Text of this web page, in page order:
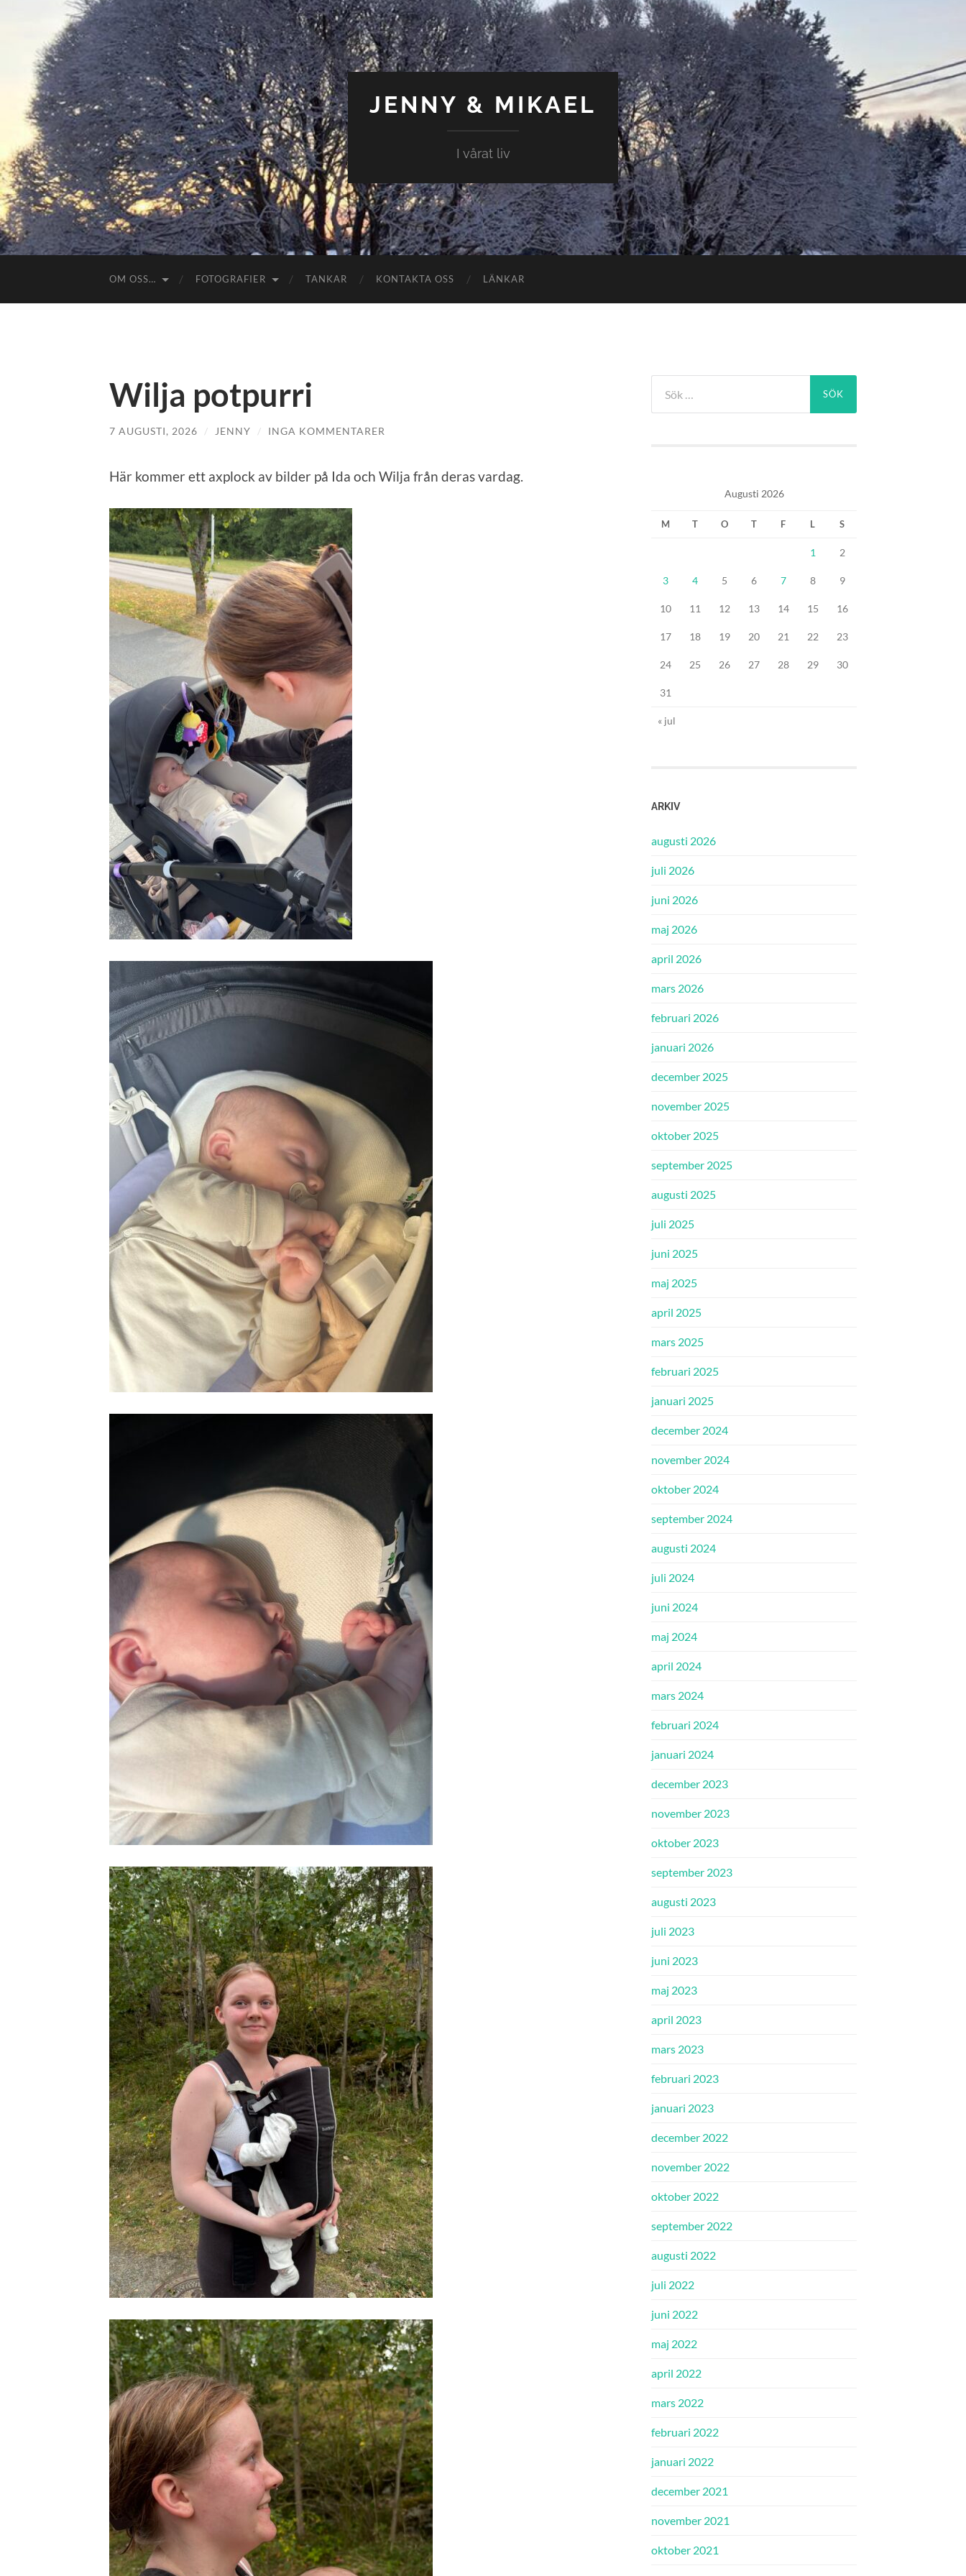
JENNY & MIKAEL
I vårat liv
OM OSS… FOTOGRAFIER TANKAR KONTAKTA OSS LÄNKAR
Wilja potpurri
7 AUGUSTI, 2026 / JENNY / INGA KOMMENTARER
Här kommer ett axplock av bilder på Ida och Wilja från deras vardag.
efter:
Augusti 2026
M T O T F L S
1 2
3 4 5 6 7 8 9
10 11 12 13 14 15 16
17 18 19 20 21 22 23
24 25 26 27 28 29 30
31
« jul
ARKIV
augusti 2026
juli 2026
juni 2026
maj 2026
april 2026
mars 2026
februari 2026
januari 2026
december 2025
november 2025
oktober 2025
september 2025
augusti 2025
juli 2025
juni 2025
maj 2025
april 2025
mars 2025
februari 2025
januari 2025
december 2024
november 2024
oktober 2024
september 2024
augusti 2024
juli 2024
juni 2024
maj 2024
april 2024
mars 2024
februari 2024
januari 2024
december 2023
november 2023
oktober 2023
september 2023
augusti 2023
juli 2023
juni 2023
maj 2023
april 2023
mars 2023
februari 2023
januari 2023
december 2022
november 2022
oktober 2022
september 2022
augusti 2022
juli 2022
juni 2022
maj 2022
april 2022
mars 2022
februari 2022
januari 2022
december 2021
november 2021
oktober 2021